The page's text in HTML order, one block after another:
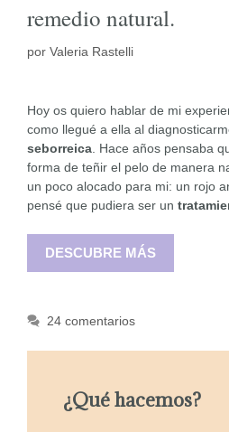
remedio natural.
por Valeria Rastelli
Hoy os quiero hablar de mi
como llegué a ella al
seborreica . Hace años pensaba
forma de teñir el pelo de manera
un poco alocado para mi: un rojo
pensé que pudiera ser un
DESCUBRE MÁS
24 comentarios
¿Qué hacemos?